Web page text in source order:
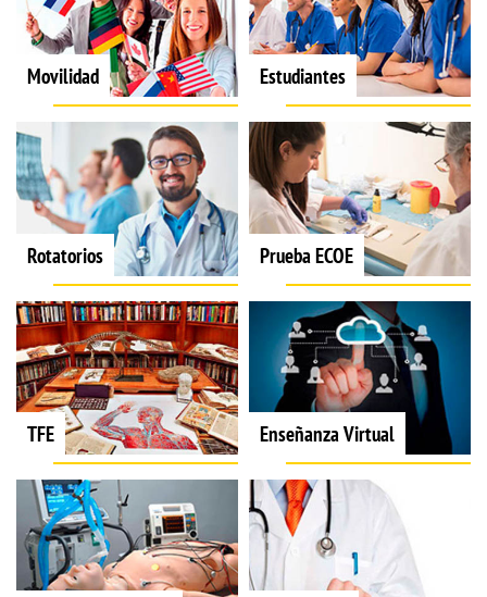
Movilidad Estudiantes
Rotatorios Prueba ECOE
TFE Enseñanza Virtual